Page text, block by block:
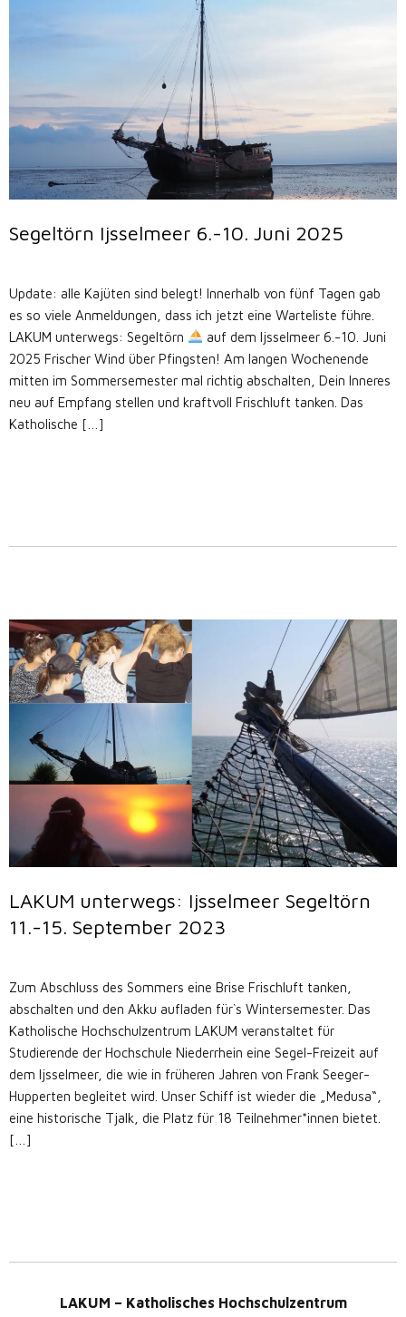
Segeltörn Ijsselmeer 6.-10. Juni 2025
Update: alle Kajüten sind belegt! Innerhalb von fünf Tagen gab
es so viele Anmeldungen, dass ich jetzt eine Warteliste führe.
LAKUM unterwegs: Segeltörn
auf dem Ijsselmeer 6.-10. Juni
2025 Frischer Wind über Pfingsten! Am langen Wochenende
mitten im Sommersemester mal richtig abschalten, Dein Inneres
neu auf Empfang stellen und kraftvoll Frischluft tanken. Das
Katholische […]
LAKUM unterwegs: Ijsselmeer Segeltörn
11.-15. September 2023
Zum Abschluss des Sommers eine Brise Frischluft tanken,
abschalten und den Akku aufladen für`s Wintersemester. Das
Katholische Hochschulzentrum LAKUM veranstaltet für
Studierende der Hochschule Niederrhein eine Segel-Freizeit auf
dem Ijsselmeer, die wie in früheren Jahren von Frank Seeger-
Hupperten begleitet wird. Unser Schiff ist wieder die „Medusa“,
eine historische Tjalk, die Platz für 18 Teilnehmer*innen bietet.
[…]
LAKUM – Katholisches Hochschulzentrum